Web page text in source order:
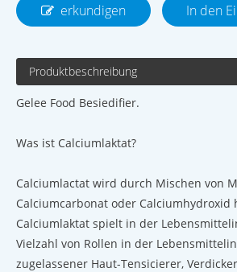
erkundigen In den
Produktbeschreibung
Gelee Food Besiedifier.
Was ist Calciumlaktat?
Calciumlactat wird durch Mischen von
Calciumcarbonat oder Calciumhydroxid
Calciumlaktat spielt in der
Vielzahl von Rollen in der
zugelassener Haut-Tensicierer,